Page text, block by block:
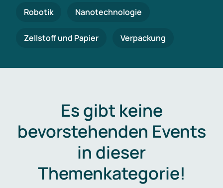
Robotik Nanotechnologie
Zellstoff und Papier Verpackung
Es gibt keine
bevorstehenden Events
in dieser
Themenkategorie!